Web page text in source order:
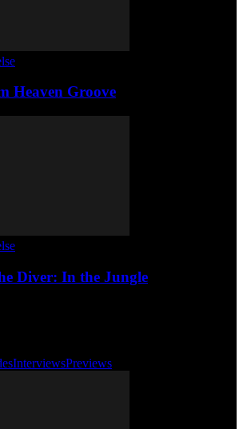
Heaven Groove
Diver: In the Jungle
InterviewsPreviews